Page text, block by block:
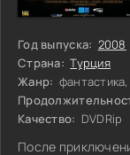
Год выпуска: 2008
Страна: Турция
Жанр:
Качество: DVDRip
После